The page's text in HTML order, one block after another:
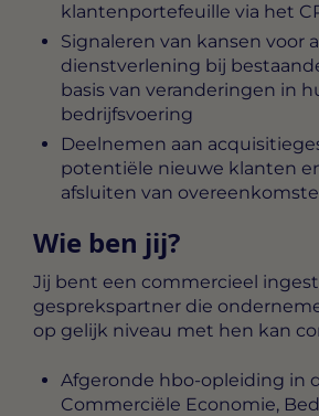
klantenportefeuille via het
Signaleren van kansen voor
dienstverlening bij
basis van veranderingen in
bedrijfsvoering
Deelnemen aan
potentiële nieuwe klanten
afsluiten van
Wie ben jij?
Jij bent een commercieel
gesprekspartner die
op gelijk niveau met hen kan
Afgeronde hbo-opleiding in
Commerciële Economie,